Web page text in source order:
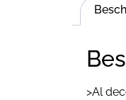
>Al